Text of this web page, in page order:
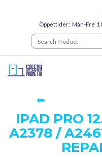
Öppettider: Mån‑Fre
⬅
IPAD PRO
A2378 /